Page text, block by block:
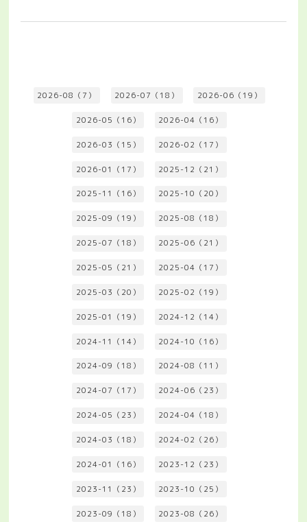
2026-08（7） 2026-07（18） 2026-06（19）
2026-05（16） 2026-04（16）
2026-03（15） 2026-02（17）
2026-01（17） 2025-12（21）
2025-11（16） 2025-10（20）
2025-09（19） 2025-08（18）
2025-07（18） 2025-06（21）
2025-05（21） 2025-04（17）
2025-03（20） 2025-02（19）
2025-01（19） 2024-12（14）
2024-11（14） 2024-10（16）
2024-09（18） 2024-08（11）
2024-07（17） 2024-06（23）
2024-05（23） 2024-04（18）
2024-03（18） 2024-02（26）
2024-01（16） 2023-12（23）
2023-11（23） 2023-10（25）
2023-09（18） 2023-08（26）